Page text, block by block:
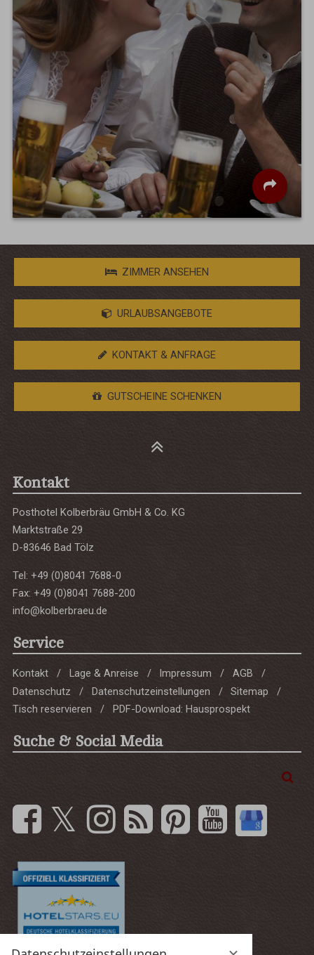
ZIMMER ANSEHEN
URLAUBSANGEBOTE
KONTAKT & ANFRAGE
GUTSCHEINE SCHENKEN
Kontakt
Posthotel Kolberbräu GmbH & Co. KG
Marktstraße 29
D-83646 Bad Tölz
Tel: +49 (0)8041 7688-0
Fax: +49 (0)8041 7688-200
info@kolberbraeu.de
Service
Kontakt Lage & Anreise Impressum
AGB
Datenschutz
Datenschutzeinstellungen
Sitemap
Tisch reservieren
PDF-Download: Hausprospekt
Suche & Social Media